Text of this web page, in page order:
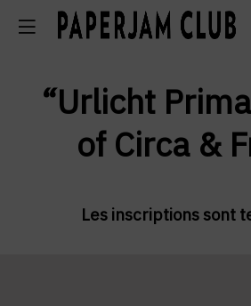
“Urlicht
of Circa &
Les inscriptions sont